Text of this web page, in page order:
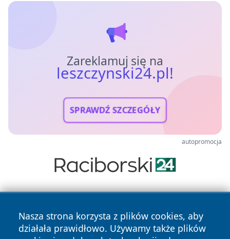
Zareklamuj się na
leszczynski24.pl!
SPRAWDŹ SZCZEGÓŁY
autopromocja
Nasza strona korzysta z plików cookies, aby
działała prawidłowo. Używamy także plików